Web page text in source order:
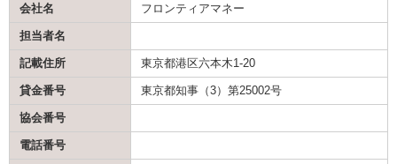
会社名 フロンティアマネー
担当者名
記載住所 東京都港区六本木1-20
貸金番号 東京都知事（3）第25002号
協会番号
電話番号